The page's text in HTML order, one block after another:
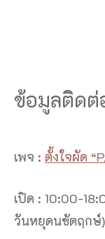
ข้อมูลติดต่
เพจ : ตั้งใจผัด
เปิด : 10:00-
วันหยุดนขัตฤกษ์)